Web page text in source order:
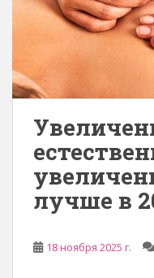
лучше в
18 ноября 2025 г.